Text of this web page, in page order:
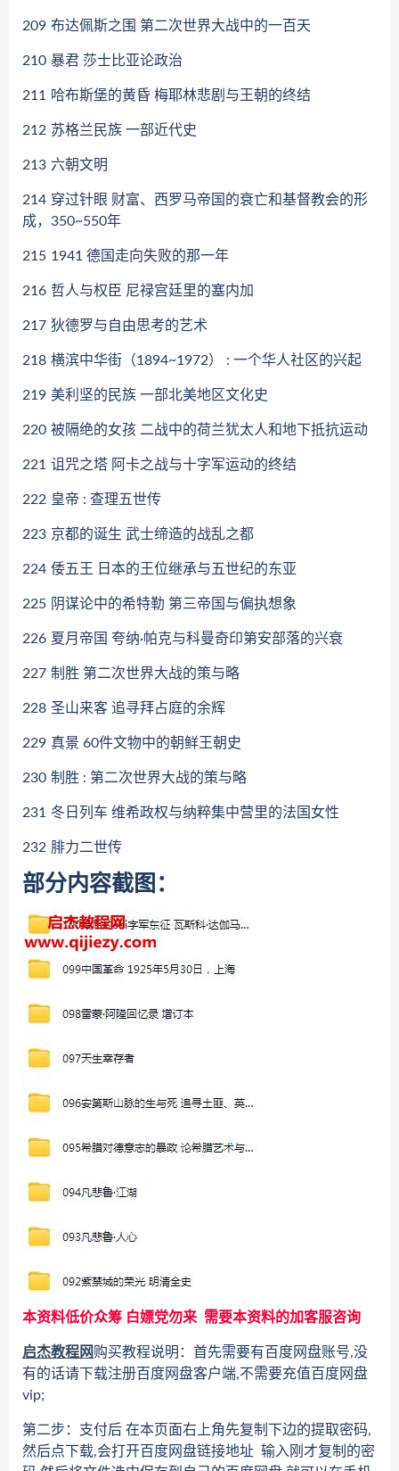
209 布达佩斯之围 第二次世界大战中的一百天
210 暴君 莎士比亚论政治
211 哈布斯堡的黄昏 梅耶林悲剧与王朝的终结
212 苏格兰民族 一部近代史
213 六朝文明
214 穿过针眼 财富、西罗马帝国的衰亡和基督教会的形
成，350~550年
215 1941 德国走向失败的那一年
216 哲人与权臣 尼禄宫廷里的塞内加
217 狄德罗与自由思考的艺术
218 横滨中华街（1894~1972） : 一个华人社区的兴起
219 美利坚的民族 一部北美地区文化史
220 被隔绝的女孩 二战中的荷兰犹太人和地下抵抗运动
221 诅咒之塔 阿卡之战与十字军运动的终结
222 皇帝 : 查理五世传
223 京都的诞生 武士缔造的战乱之都
224 倭五王 日本的王位继承与五世纪的东亚
225 阴谋论中的希特勒 第三帝国与偏执想象
226 夏月帝国 夸纳·帕克与科曼奇印第安部落的兴衰
227 制胜 第二次世界大战的策与略
228 圣山来客 追寻拜占庭的余辉
229 真景 60件文物中的朝鲜王朝史
230 制胜 : 第二次世界大战的策与略
231 冬日列车 维希政权与纳粹集中营里的法国女性
232 腓力二世传
部分内容截图：
本资料低价众筹 白嫖党勿来 需要本资料的加客服咨询
启杰教程网购买教程说明：首先需要有百度网盘账号,没
有的话请下载注册百度网盘客户端,不需要充值百度网盘
vip;
第二步：支付后 在本页面右上角先复制下边的提取密码,
然后点下载,会打开百度网盘链接地址 输入刚才复制的密